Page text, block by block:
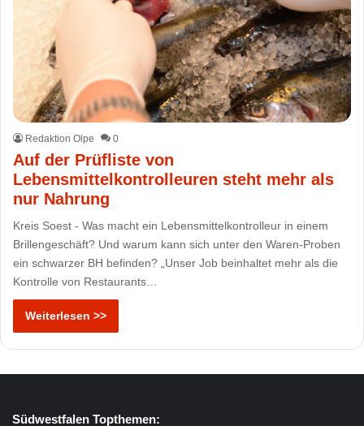
Redaktion Olpe 0
Auf der Prüfliste von
Lebensmittelkontrolleuren steht mehr als
nur Nahrung
Kreis Soest - Was macht ein Lebensmittelkontrolleur in einem
Brillengeschäft? Und warum kann sich unter den Waren-Proben
ein schwarzer BH befinden? „Unser Job beinhaltet mehr als die
Kontrolle von Restaurants…
Weiterlesen >>
Südwestfalen Topthemen: